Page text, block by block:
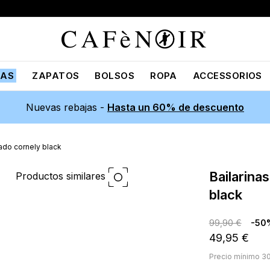
ZAPATOS BOLSOS ROPA ACCESSORIOS
Nuevas rebajas - Hasta un 60% de descuento
cornely black
Productos similares
bailarinas con bordado cornely
black
99,90 € -
49,95 €
Precio mínimo